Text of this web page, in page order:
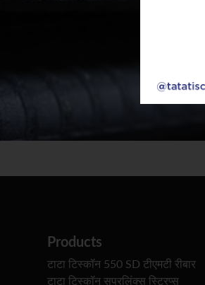
Products
टाटा टिस्कॉन 550 SD टीएमटी रीबार
टाटा टिस्कॉन सुपरलिंक्स स्टिरप्स